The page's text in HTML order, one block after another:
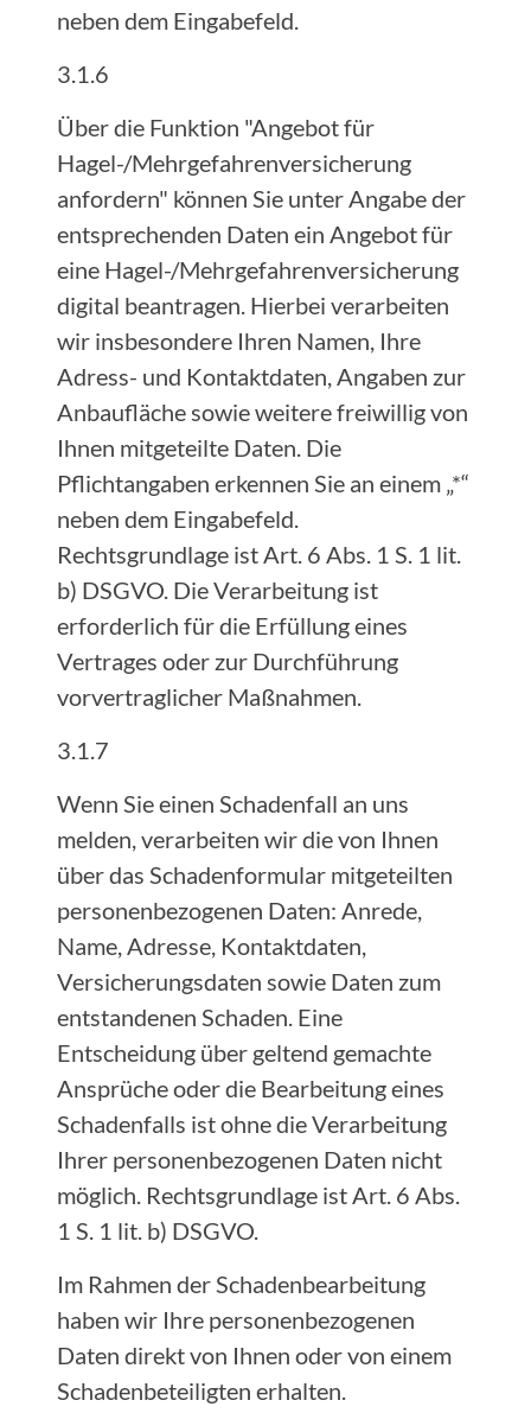
neben dem Eingabefeld.
3.1.6
Über die Funktion "Angebot für
Hagel-/Mehrgefahrenversicherung
anfordern" können Sie unter Angabe der
entsprechenden Daten ein Angebot für
eine Hagel-/Mehrgefahrenversicherung
digital beantragen. Hierbei verarbeiten
wir insbesondere Ihren Namen, Ihre
Adress- und Kontaktdaten, Angaben zur
Anbaufläche sowie weitere freiwillig von
Ihnen mitgeteilte Daten. Die
Pflichtangaben erkennen Sie an einem „*“
neben dem Eingabefeld.
Rechtsgrundlage ist Art. 6 Abs. 1 S. 1 lit.
b) DSGVO. Die Verarbeitung ist
erforderlich für die Erfüllung eines
Vertrages oder zur Durchführung
vorvertraglicher Maßnahmen.
3.1.7
Wenn Sie einen Schadenfall an uns
melden, verarbeiten wir die von Ihnen
über das Schadenformular mitgeteilten
personenbezogenen Daten: Anrede,
Name, Adresse, Kontaktdaten,
Versicherungsdaten sowie Daten zum
entstandenen Schaden. Eine
Entscheidung über geltend gemachte
Ansprüche oder die Bearbeitung eines
Schadenfalls ist ohne die Verarbeitung
Ihrer personenbezogenen Daten nicht
möglich. Rechtsgrundlage ist Art. 6 Abs.
1 S. 1 lit. b) DSGVO.
Im Rahmen der Schadenbearbeitung
haben wir Ihre personenbezogenen
Daten direkt von Ihnen oder von einem
Schadenbeteiligten erhalten.